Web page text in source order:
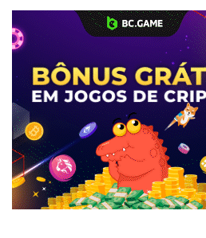
Jogue com responsabilidade. 18+